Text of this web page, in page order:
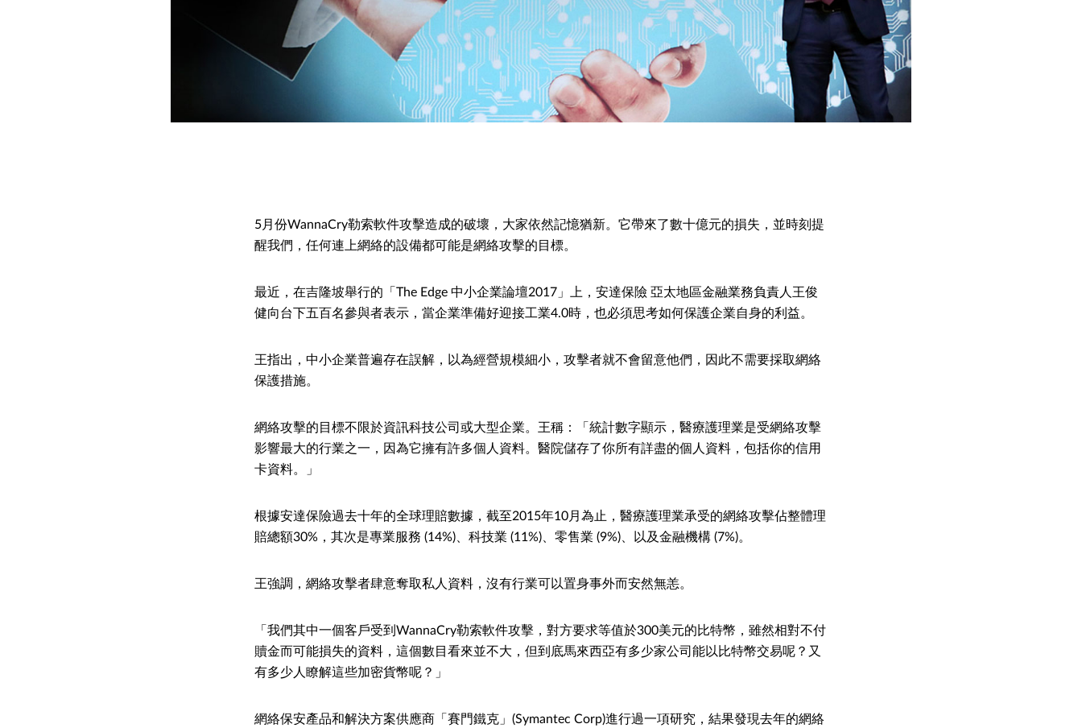
5月份WannaCry勒索軟件攻擊造成的破壞，大家依然記憶猶新。它帶來了數十億元的損失，並時刻提
醒我們，任何連上網絡的設備都可能是網絡攻擊的目標。
最近，在吉隆坡舉行的「The Edge 中小企業論壇2017」上，安達保險 亞太地區金融業務負責人王俊
健向台下五百名參與者表示，當企業準備好迎接工業4.0時，也必須思考如何保護企業自身的利益。
王指出，中小企業普遍存在誤解，以為經營規模細小，攻擊者就不會留意他們，因此不需要採取網絡
保護措施。
網絡攻擊的目標不限於資訊科技公司或大型企業。王稱：「統計數字顯示，醫療護理業是受網絡攻擊
影響最大的行業之一，因為它擁有許多個人資料。醫院儲存了你所有詳盡的個人資料，包括你的信用
卡資料。」
根據安達保險過去十年的全球理賠數據，截至2015年10月為止，醫療護理業承受的網絡攻擊佔整體理
賠總額30%，其次是專業服務 (14%)、科技業 (11%)、零售業 (9%)、以及金融機構 (7%)。
王強調，網絡攻擊者肆意奪取私人資料，沒有行業可以置身事外而安然無恙。
「我們其中一個客戶受到WannaCry勒索軟件攻擊，對方要求等值於300美元的比特幣，雖然相對不付
贖金而可能損失的資料，這個數目看來並不大，但到底馬來西亞有多少家公司能以比特幣交易呢？又
有多少人瞭解這些加密貨幣呢？」
網絡保安產品和解決方案供應商「賽門鐵克」(Symantec Corp)進行過一項研究，結果發現去年的網絡